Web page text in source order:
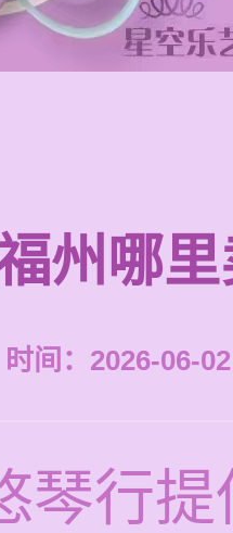
州哪
时间：2026-06-
琴行